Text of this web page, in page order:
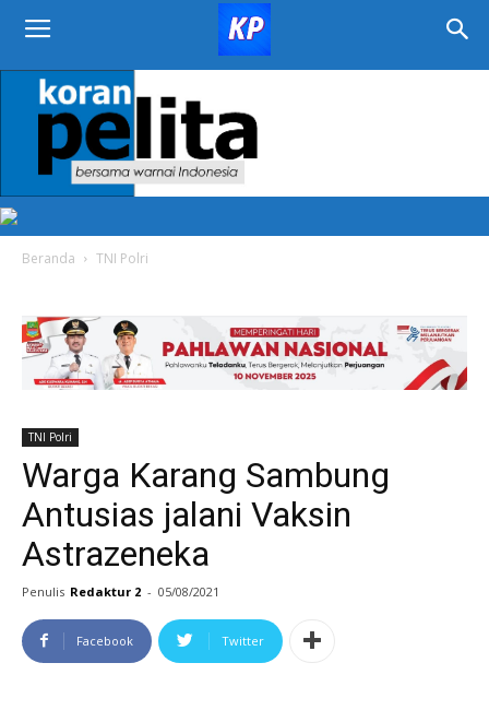
KORAN
PELITA
Beranda TNI Polri
TNI Polri
Warga Karang Sambung
Antusias jalani Vaksin
Astrazeneka
Penulis Redaktur 2 - 05/08/2021
Facebook Twitter